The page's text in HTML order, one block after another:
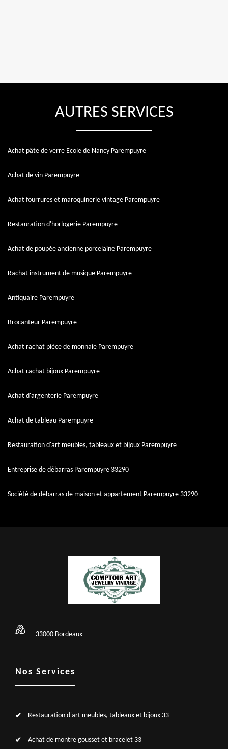
AUTRES SERVICES
Achat pâte de verre Ecole de Nancy Parempuyre
Achat de vin Parempuyre
Achat fourrures et maroquinerie vintage Parempuyre
Restauration d'horlogerie Parempuyre
Achat de poupée ancienne porcelaine Parempuyre
Rachat instrument de musique Parempuyre
Antiquaire Parempuyre
Brocanteur Parempuyre
Achat rachat pièce de monnaie Parempuyre
Achat rachat bijoux Parempuyre
Achat d'argenterie Parempuyre
Achat de tableau Parempuyre
Restauration d'art meubles, tableaux et bijoux Parempuyre
Entreprise de débarras Parempuyre 33290
Société de débarras de maison et appartement Parempuyre 33290
33000 Bordeaux
Nos Services
Restauration d'art meubles, tableaux et bijoux 33
Achat de montre gousset et bracelet 33